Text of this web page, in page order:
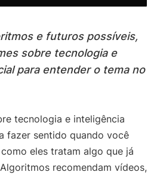
e futuros possíveis,
sobre tecnologia e
para entender o tema no
tecnologia e inteligência
fazer sentido quando você
eles tratam algo que já
recomendam vídeos,